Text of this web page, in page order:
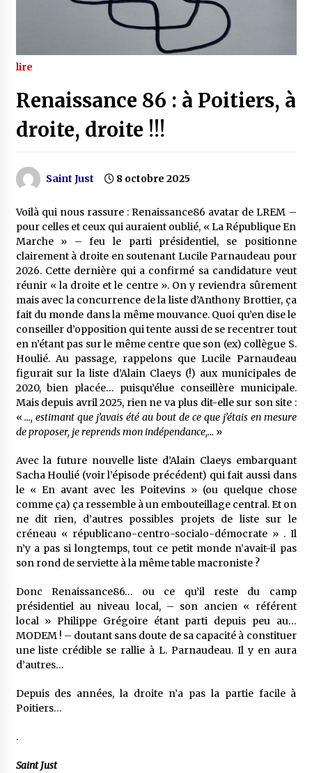
lire
Renaissance 86 : à Poitiers, à
droite, droite !!!
Saint Just 8 octobre 2025
Voilà qui nous rassure : Renaissance86 avatar de LREM –
pour celles et ceux qui auraient oublié, « La République En
Marche » – feu le parti présidentiel, se positionne
clairement à droite en soutenant Lucile Parnaudeau pour
2026. Cette dernière qui a confirmé sa candidature veut
réunir « la droite et le centre ». On y reviendra sûrement
mais avec la concurrence de la liste d’Anthony Brottier, ça
fait du monde dans la même mouvance. Quoi qu’en dise le
conseiller d’opposition qui tente aussi de se recentrer tout
en n’étant pas sur le même centre que son (ex) collègue S.
Houlié. Au passage, rappelons que Lucile Parnaudeau
figurait sur la liste d’Alain Claeys (!) aux municipales de
2020, bien placée… puisqu’élue conseillère municipale.
Mais depuis avril 2025, rien ne va plus dit-elle sur son site :
«…, estimant que j’avais été au bout de ce que j’étais en mesure
de proposer, je reprends mon indépendance,… »
Avec la future nouvelle liste d’Alain Claeys embarquant
Sacha Houlié (voir l’épisode précédent) qui fait aussi dans
le « En avant avec les Poitevins » (ou quelque chose
comme ça) ça ressemble à un embouteillage central. Et on
ne dit rien, d’autres possibles projets de liste sur le
créneau « républicano-centro-socialo-démocrate » . Il
n’y a pas si longtemps, tout ce petit monde n’avait-il pas
son rond de serviette à la même table macroniste ?
Donc Renaissance86… ou ce qu’il reste du camp
présidentiel au niveau local, – son ancien « référent
local » Philippe Grégoire étant parti depuis peu au…
MODEM ! – doutant sans doute de sa capacité à constituer
une liste crédible se rallie à L. Parnaudeau. Il y en aura
d’autres…
Depuis des années, la droite n’a pas la partie facile à
Poitiers…
.
Saint Just